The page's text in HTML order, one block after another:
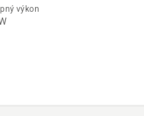
výkon